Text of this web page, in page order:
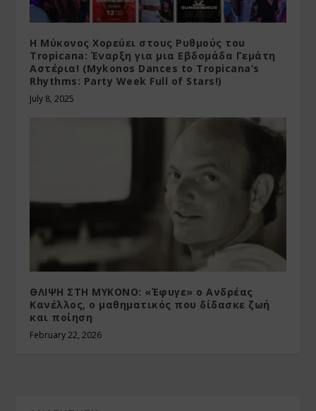
Η Μύκονος Χορεύει στους Ρυθμούς του
Tropicana: Έναρξη για μια Εβδομάδα Γεμάτη
Αστέρια! (Mykonos Dances to Tropicana’s
Rhythms: Party Week Full of Stars!)
July 8, 2025
ΘΛΙΨΗ ΣΤΗ ΜΥΚΟΝΟ: «Έφυγε» ο Ανδρέας
Κανέλλος, ο μαθηματικός που δίδασκε ζωή
και ποίηση
February 22, 2026